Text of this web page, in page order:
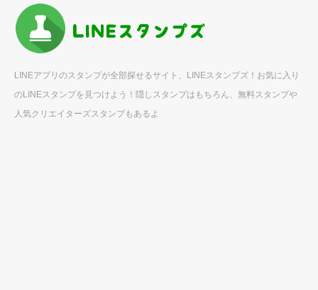
LINEアプリのスタンプが全部探せるサイト、LINEスタンプズ！お気に入り
のLINEスタンプを見つけよう！隠しスタンプはもちろん、無料スタンプや
人気クリエイターズスタンプもあるよ